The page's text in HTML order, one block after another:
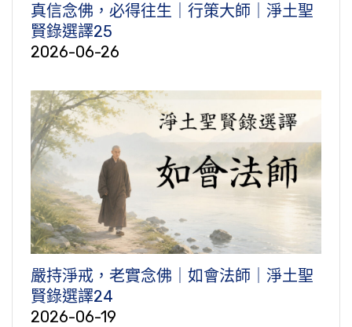
真信念佛，必得往生｜行策大師｜淨土聖
賢錄選譯25
2026-06-26
嚴持淨戒，老實念佛｜如會法師｜淨土聖
賢錄選譯24
2026-06-19